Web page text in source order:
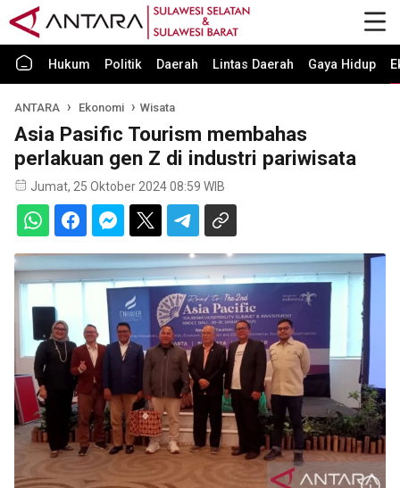
Hukum Politik Daerah Lintas Daerah Gaya Hidup
ANTARA Ekonomi Wisata
Asia Pasific Tourism membahas
perlakuan gen Z di industri pariwisata
Jumat, 25 Oktober 2024 08:59 WIB